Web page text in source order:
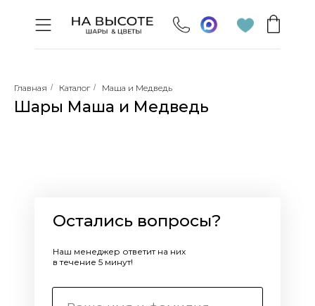
Главная / Каталог / Маша и Медведь
Шары Маша и Медведь
Остались вопросы?
Наш менеджер ответит на них
в течение 5 минут!